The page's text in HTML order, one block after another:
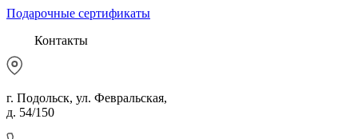
Подарочные сертификаты
Контакты
г. Подольск, ул. Февральская,
д. 54/150